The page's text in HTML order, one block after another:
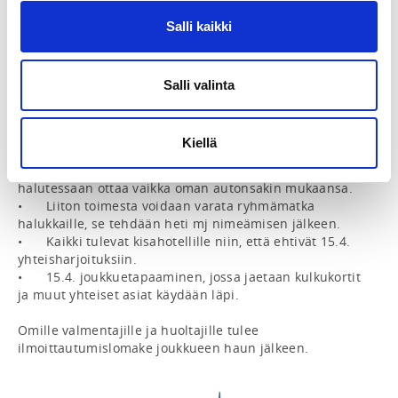
Salli kaikki
Salli valinta
Kiellä
championships
•	Type of Room
o	Triple 165 EUR – the number of rooms is limited
•	Jokainen voi varata myös itse matkansa, ja
halutessaan ottaa vaikka oman autonsakin mukaansa.
•	Liiton toimesta voidaan varata ryhmämatka
halukkaille, se tehdään heti mj nimeämisen jälkeen.
•	Kaikki tulevat kisahotellille niin, että ehtivät 15.4.
yhteisharjoituksiin.
•	15.4. joukkuetapaaminen, jossa jaetaan kulkukortit
ja muut yhteiset asiat käydään läpi.
Omille valmentajille ja huoltajille tulee
ilmoittautumislomake joukkueen haun jälkeen.